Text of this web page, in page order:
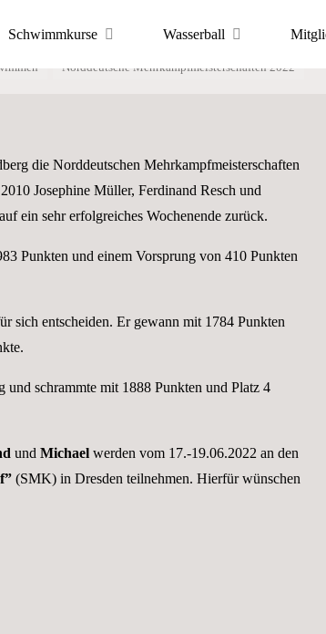
Schwimmkurse Wasserball
Norddeutsche Mehrkampfmeisterschaften 2022
die Norddeutschen Mehrkampfmeisterschaften
Josephine Müller, Ferdinand Resch und
ein sehr erfolgreiches Wochenende zurück.
Punkten und einem Vorsprung von 410 Punkten
sich entscheiden. Er gewann mit 1784 Punkten
schrammte mit 1888 Punkten und Platz 4
und Michael werden vom 17.-19.06.2022 an den
(SMK) in Dresden teilnehmen. Hierfür wünschen